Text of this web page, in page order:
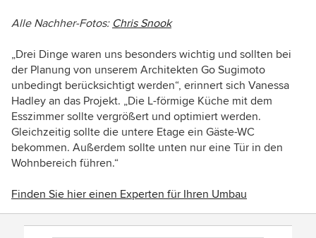
Alle Nachher-Fotos: Chris Snook
„Drei Dinge waren uns besonders wichtig und sollten bei
der Planung von unserem Architekten Go Sugimoto
unbedingt berücksichtigt werden“, erinnert sich Vanessa
Hadley an das Projekt. „Die L-förmige Küche mit dem
Esszimmer sollte vergrößert und optimiert werden.
Gleichzeitig sollte die untere Etage ein Gäste-WC
bekommen. Außerdem sollte unten nur eine Tür in den
Wohnbereich führen.“
Finden Sie hier einen Experten für Ihren Umbau